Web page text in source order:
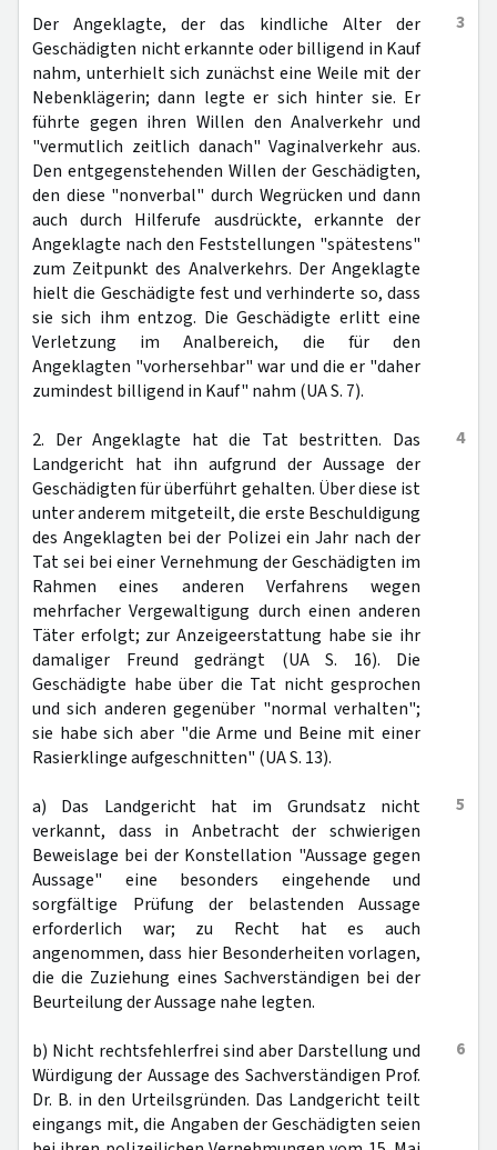
3
Der Angeklagte, der das kindliche Alter der
Geschädigten nicht erkannte oder billigend in Kauf
nahm, unterhielt sich zunächst eine Weile mit der
Nebenklägerin; dann legte er sich hinter sie. Er
führte gegen ihren Willen den Analverkehr und
"vermutlich zeitlich danach" Vaginalverkehr aus.
Den entgegenstehenden Willen der Geschädigten,
den diese "nonverbal" durch Wegrücken und dann
auch durch Hilferufe ausdrückte, erkannte der
Angeklagte nach den Feststellungen "spätestens"
zum Zeitpunkt des Analverkehrs. Der Angeklagte
hielt die Geschädigte fest und verhinderte so, dass
sie sich ihm entzog. Die Geschädigte erlitt eine
Verletzung im Analbereich, die für den
Angeklagten "vorhersehbar" war und die er "daher
zumindest billigend in Kauf" nahm (UA S. 7).
4
2. Der Angeklagte hat die Tat bestritten. Das
Landgericht hat ihn aufgrund der Aussage der
Geschädigten für überführt gehalten. Über diese ist
unter anderem mitgeteilt, die erste Beschuldigung
des Angeklagten bei der Polizei ein Jahr nach der
Tat sei bei einer Vernehmung der Geschädigten im
Rahmen eines anderen Verfahrens wegen
mehrfacher Vergewaltigung durch einen anderen
Täter erfolgt; zur Anzeigeerstattung habe sie ihr
damaliger Freund gedrängt (UA S. 16). Die
Geschädigte habe über die Tat nicht gesprochen
und sich anderen gegenüber "normal verhalten";
sie habe sich aber "die Arme und Beine mit einer
Rasierklinge aufgeschnitten" (UA S. 13).
5
a) Das Landgericht hat im Grundsatz nicht
verkannt, dass in Anbetracht der schwierigen
Beweislage bei der Konstellation "Aussage gegen
Aussage" eine besonders eingehende und
sorgfältige Prüfung der belastenden Aussage
erforderlich war; zu Recht hat es auch
angenommen, dass hier Besonderheiten vorlagen,
die die Zuziehung eines Sachverständigen bei der
Beurteilung der Aussage nahe legten.
6
b) Nicht rechtsfehlerfrei sind aber Darstellung und
Würdigung der Aussage des Sachverständigen Prof.
Dr. B. in den Urteilsgründen. Das Landgericht teilt
eingangs mit, die Angaben der Geschädigten seien